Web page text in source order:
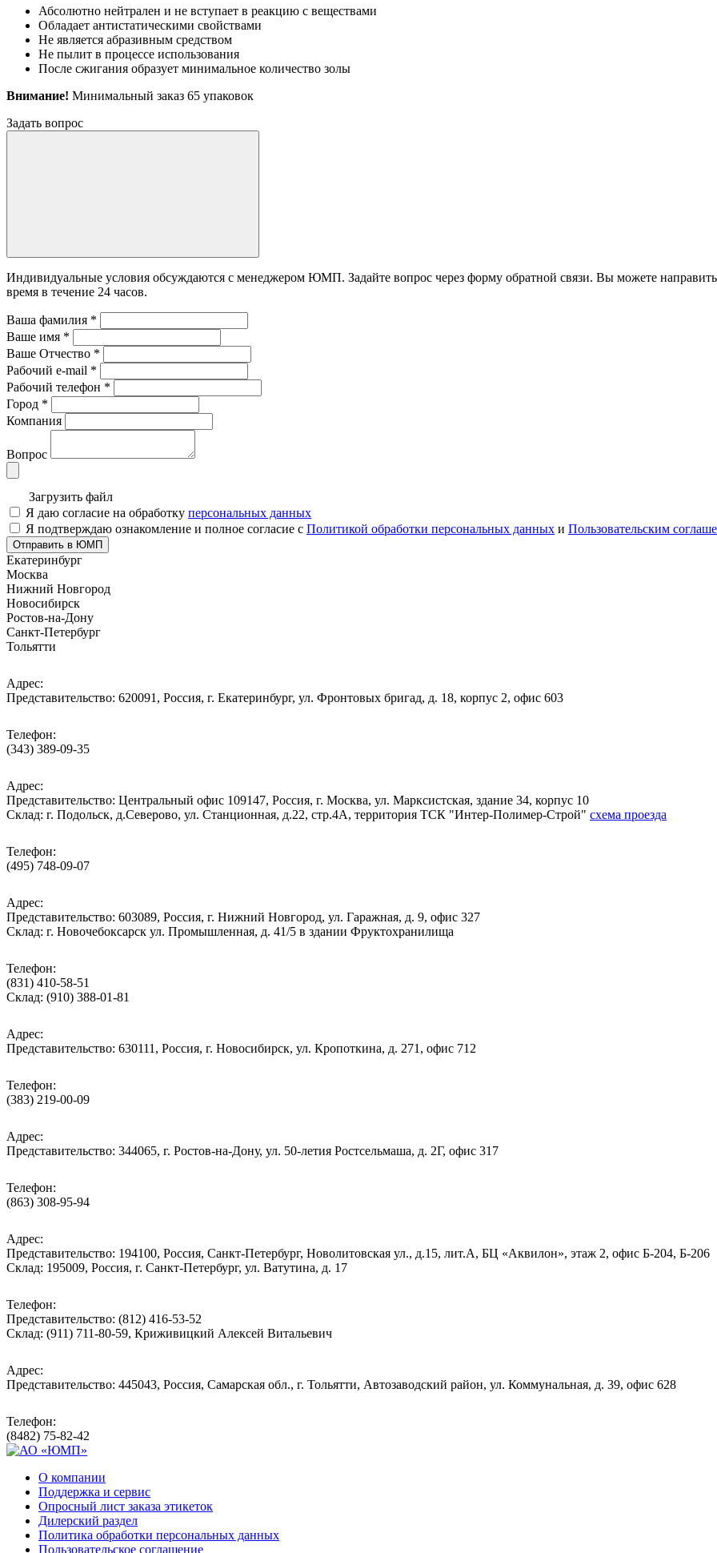
Абсолютно нейтрален и не вступает в реакцию с веществами
Обладает антистатическими свойствами
Не является абразивным средством
Не пылит в процессе использования
После сжигания образует минимальное количество золы
Внимание! Минимальный заказ 65 упаковок
Задать вопрос
Индивидуальные условия обсуждаются с менеджером ЮМП. Задайте вопрос через форму обратной связи. Вы можете
время в течение 24 часов.
Ваша фамилия *
Ваше имя *
Ваше Отчество *
Рабочий e-mail *
Рабочий телефон *
Город *
Компания
Вопрос
Загрузить файл
Я даю согласие на обработку персональных данных
Я подтверждаю ознакомление и полное согласие с Политикой обработки персональных данных и Пользовательским
Отправить в ЮМП
Екатеринбург
Москва
Нижний Новгород
Новосибирск
Ростов-на-Дону
Санкт-Петербург
Тольятти
Адрес:
Представительство: 620091, Россия, г. Екатеринбург, ул. Фронтовых бригад, д. 18, корпус 2, офис 603
Телефон:
(343) 389-09-35
Адрес:
Представительство: Центральный офис 109147, Россия, г. Москва, ул. Марксистская, здание 34, корпус 10
Cклад: г. Подольск, д.Северово, ул. Станционная, д.22, стр.4А, территория ТСК "Интер-Полимер-Строй" схема проезда
Телефон:
(495) 748-09-07
Адрес:
Представительство: 603089, Россия, г. Нижний Новгород, ул. Гаражная, д. 9, офис 327
Склад: г. Новочебоксарск ул. Промышленная, д. 41/5 в здании Фруктохранилища
Телефон:
(831) 410-58-51
Склад: (910) 388-01-81
Адрес:
Представительство: 630111, Россия, г. Новосибирск, ул. Кропоткина, д. 271, офис 712
Телефон:
(383) 219-00-09
Адрес:
Представительство: 344065, г. Ростов-на-Дону, ул. 50-летия Ростсельмаша, д. 2Г, офис 317
Телефон:
(863) 308-95-94
Адрес:
Представительство: 194100, Россия, Санкт-Петербург, Новолитовская ул., д.15, лит.А, БЦ «Аквилон», этаж 2, офис Б-204, Б-206
Склад: 195009, Россия, г. Санкт-Петербург, ул. Ватутина, д. 17
Телефон:
Представительство: (812) 416-53-52
Склад: (911) 711-80-59, Криживицкий Алексей Витальевич
Адрес:
Представительство: 445043, Россия, Самарская обл., г. Тольятти, Автозаводский район, ул. Коммунальная, д. 39, офис 628
Телефон:
(8482) 75-82-42
О компании
Поддержка и сервис
Опросный лист заказа этикеток
Дилерский раздел
Политика обработки персональных данных
Пользовательское соглашение